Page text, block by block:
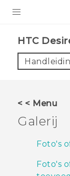
VIVE
HTC
< < Menu
Galerij
Foto's
Foto's